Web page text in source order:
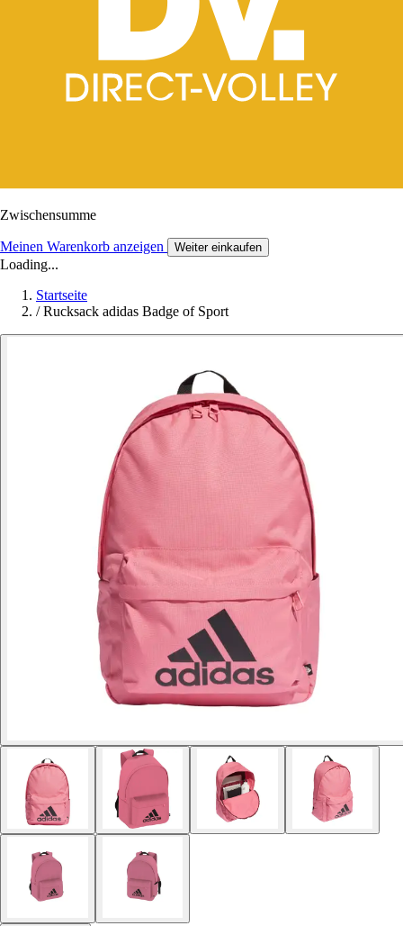
Zwischensumme
Meinen Warenkorb anzeigen Weiter einkaufen
Loading...
Startseite
/ Rucksack adidas Badge of Sport